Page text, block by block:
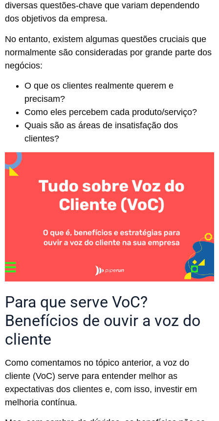
diversas questões-chave que variam dependendo
dos objetivos da empresa.
No entanto, existem algumas questões cruciais que
normalmente são consideradas por grande parte dos
negócios:
O que os clientes realmente querem e
precisam?
Como eles percebem cada produto/serviço?
Quais são as áreas de insatisfação dos
clientes?
Para que serve VoC?
Benefícios de ouvir a voz do
cliente
Como comentamos no tópico anterior, a voz do
cliente (VoC) serve para entender melhor as
expectativas dos clientes e, com isso, investir em
melhoria contínua.